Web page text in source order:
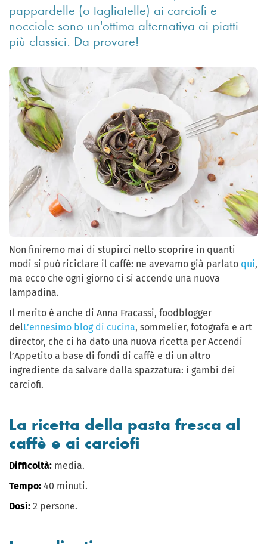
pappardelle (o tagliatelle) ai carciofi e
nocciole sono un'ottima alternativa ai piatti
più classici. Da provare!
Non finiremo mai di stupirci nello scoprire in quanti
modi si può riciclare il caffè: ne avevamo già parlato qui,
ma ecco che ogni giorno ci si accende una nuova
lampadina.
Il merito è anche di Anna Fracassi, foodblogger
delL’ennesimo blog di cucina, sommelier, fotografa e art
director, che ci ha dato una nuova ricetta per Accendi
l’Appetito a base di fondi di caffè e di un altro
ingrediente da salvare dalla spazzatura: i gambi dei
carciofi.
La ricetta della pasta fresca al
caffè e ai carciofi
Difficoltà: media.
Tempo: 40 minuti.
Dosi: 2 persone.